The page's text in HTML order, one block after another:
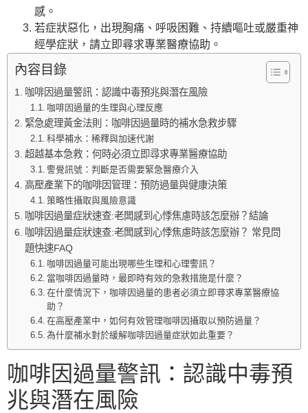
感。
若症狀惡化，出現胸痛、呼吸困難、持續嘔吐或嚴重神
經學症狀，請立即尋求專業醫療協助。
內容目錄
咖啡因過量警訊：認識中毒預兆與潛在風險
咖啡因過量的生理與心理反應
緊急處理黃金法則：咖啡因過量時的補水急救步驟
科學補水：稀釋與加速代謝
超越基本急救：何時必須立即尋求專業醫療協助
警覺訊號：判斷是否需要緊急醫療介入
高壓產業下的咖啡因管理：預防過量與健康決策
策略性攝取與風險意識
咖啡因過量症狀速查:老闆感到心悸焦慮時該怎麼辦？結論
咖啡因過量症狀速查:老闆感到心悸焦慮時該怎麼辦？ 常見問
題快速FAQ
咖啡因過量可能出現哪些生理和心理警訊？
當咖啡因過量時，最即時有效的急救措施是什麼？
在什麼情況下，咖啡因過量的患者必須立即尋求專業醫療協
助？
在高壓產業中，如何有效管理咖啡因攝取以預防過量？
為什麼補水對於緩解咖啡因過量症狀如此重要？
咖啡因過量警訊：認識中毒預
兆與潛在風險